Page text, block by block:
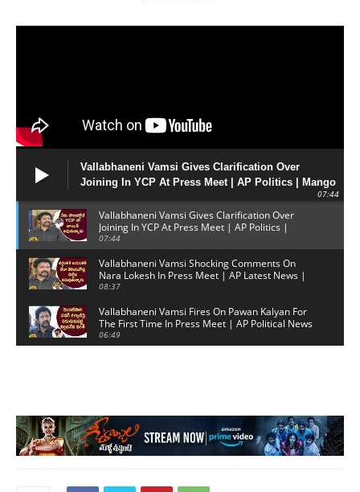
Vallabhaneni Vamsi Gives Clarification Over
Joining In YCP At Press Meet | AP Politics | Mango
07:44
Vallabhaneni Vamsi Gives Clarification Over
Joining In YCP At Press Meet | AP Politics |
Mango News
07:44
Vallabhaneni Vamsi Shocking Comments On
Nara Lokesh In Press Meet | AP Latest News |
Mango News
08:37
Vallabhaneni Vamsi Fires On Pawan Kalyan For
The First Time In Press Meet | AP Political News
06:49